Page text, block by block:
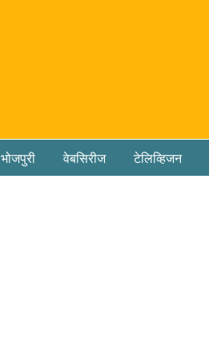
भोजपुरी वेबसिरीज टेलिव्हिजन